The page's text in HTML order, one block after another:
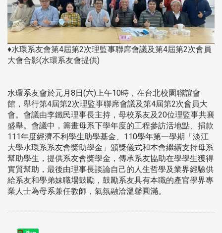
♦水環系友會第4屆第2次理監事聯席會議及第4屆第2次會員
大會合影(水環系友會提供)
水環系友會於元月8日(六)上午10時，在台北校園聯誼會
館，舉行第4屆第2次理監事聯席會議及第4屆第2次會員大
會。會議由李鐵民理事長主持，母校系友及20位理監事共襄
盛舉。會議中，籌畫母系下學年度的工程參訪活地點、捐款
111年度經濟不利學生助學基金、110學年第一學期「淡江
大學水環系系友會獎助學金」頒獎儀式和本會繼續支持母系
幫助學生，提供系友會獎學金，傳承系友協助在學學生獲得
實質幫助，最後由理事長談論自己的人生哲學及業界經驗供
給系友和學弟妹職場鼓勵，鼓勵系友具有本職的產官學界專
業人士為母系兼任教師，氣氛融洽溫馨圓滿。